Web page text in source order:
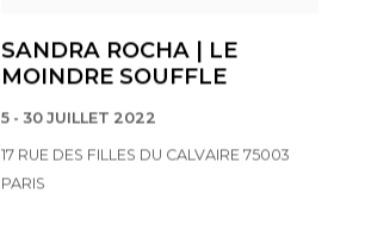
SANDRA ROCHA | LE
MOINDRE SOUFFLE
5 - 30 JUILLET 2022
17 RUE DES FILLES DU CALVAIRE 75003
PARIS